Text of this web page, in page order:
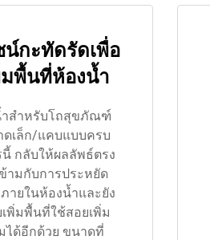
น์กะทัดรัดเพื่อ
มพื้นที่ห้องน้ำ
ำสำหรับโถสุขภัณฑ์
ดเล็ก/แคบแบบครบ
นี้ กลับให้ผลลัพธ์ตรง
ามกับการประหยัด
ายในห้องน้ำและยัง
พิ่มพื้นที่ใช้สอยเพิ่ม
ได้อีกด้วย ขนาดที่